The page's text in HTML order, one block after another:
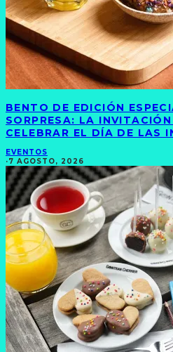
BENTO DE EDICIÓN
SORPRESA: LA
CELEBRAR EL DÍA DE LAS
EVENTOS
·7 AGOSTO, 2026